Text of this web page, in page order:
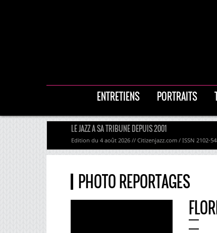
ENTRETIENS PORTRAITS
LE JAZZ A SA TRIBUNE DEPUIS 2001
Edition du 4 août 2026 // Citizenjazz.com / ISSN 2102-
PHOTO REPORTAGES